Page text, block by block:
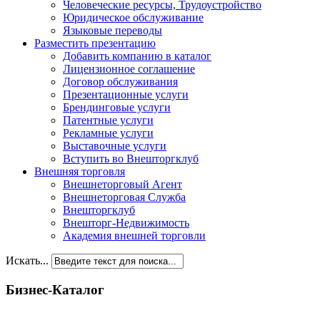
Человеческие ресурсы, Трудоустройство
Юридическое обслуживание
Языковые переводы
Разместить презентацию
Добавить компанию в каталог
Лицензионное соглашение
Договор обслуживания
Презентационные услуги
Брендинговые услуги
Патентные услуги
Рекламные услуги
Выставочные услуги
Вступить во Внешторгклуб
Внешняя торговля
Внешнеторговый Агент
Внешнеторговая Служба
Внешторгклуб
Внешторг-Недвижимость
Академия внешней торговли
Искать...
Бизнес-Каталог